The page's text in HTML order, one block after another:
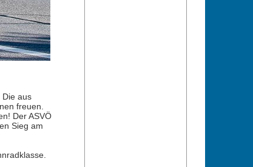
Die aus
freuen.
Der ASVÖ
Sieg am